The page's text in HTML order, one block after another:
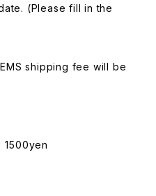
(Please fill in the
shipping fee will be